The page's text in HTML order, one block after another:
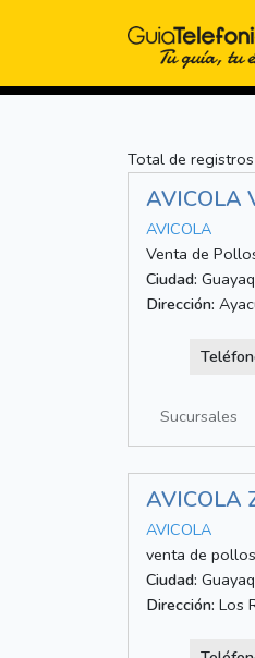
Total de
AVICOLA
AVICOLA
Venta de
Ciudad:
Dirección:
Sucursales
AVICOLA
AVICOLA
venta de
Ciudad:
Dirección: Los